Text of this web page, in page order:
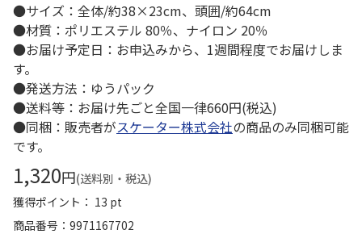
●サイズ：全体/約38×23cm、頭囲/約64cm
●材質：ポリエステル 80％、ナイロン 20％
●お届け予定日：お申込みから、1週間程度でお届けしま
す。
●発送方法：ゆうパック
●送料等：お届け先ごと全国一律660円(税込)
●同梱：販売者がスケーター株式会社の商品のみ同梱可能
です。
1,320円(送料別・税込)
獲得ポイント： 13 pt
商品番号
9971167702